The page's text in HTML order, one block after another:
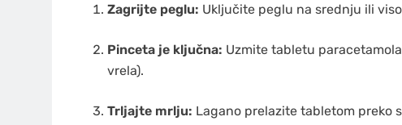
Zagrijte peglu: Uključite peglu na srednju ili
Pinceta je ključna: Uzmite tabletu
vrela).
Trljajte mrlju: Lagano prelazite tabletom preko